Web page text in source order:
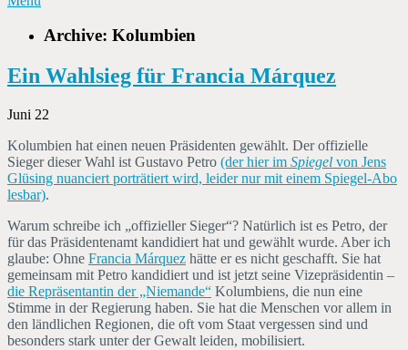
Archive: Kolumbien
Ein Wahlsieg für Francia Márquez
Juni 22
Kolumbien hat einen neuen Präsidenten gewählt. Der offizielle
Sieger dieser Wahl ist Gustavo Petro (der hier im Spiegel von Jens
Glüsing nuanciert porträtiert wird, leider nur mit einem Spiegel-Abo
lesbar).
Warum schreibe ich „offizieller Sieger“? Natürlich ist es Petro, der
für das Präsidentenamt kandidiert hat und gewählt wurde. Aber ich
glaube: Ohne Francia Márquez hätte er es nicht geschafft. Sie hat
gemeinsam mit Petro kandidiert und ist jetzt seine Vizepräsidentin –
die Repräsentantin der „Niemande“ Kolumbiens, die nun eine
Stimme in der Regierung haben. Sie hat die Menschen vor allem in
den ländlichen Regionen, die oft vom Staat vergessen sind und
besonders stark unter der Gewalt leiden, mobilisiert.